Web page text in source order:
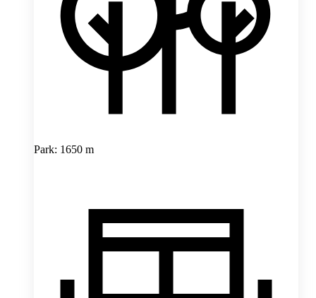
Park: 1650 m